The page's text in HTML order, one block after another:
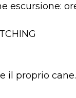
escursione:
il proprio cane.